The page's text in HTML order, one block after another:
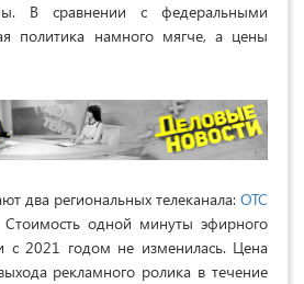
В сравнении с федеральными
политика намного мягче, а цены
два региональных телеканала: ОТС
Стоимость одной минуты эфирного
с 2021 годом не изменилась. Цена
рекламного ролика в течение